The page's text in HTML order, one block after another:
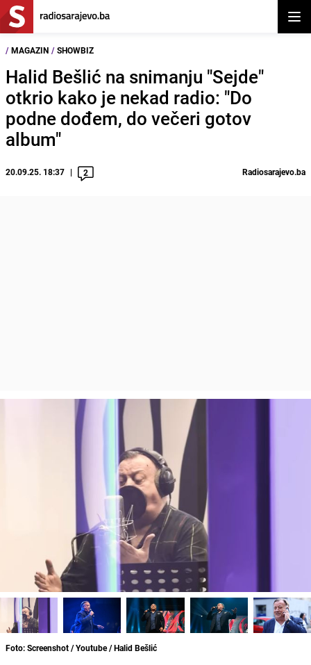
/ MAGAZIN / SHOWBIZ
Halid Bešlić na snimanju "Sejde"
otkrio kako je nekad radio: "Do
podne dođem, do večeri gotov
album"
20.09.25. 18:37 2 Radiosarajevo.ba
Foto: Screenshot / Youtube / Halid Bešlić